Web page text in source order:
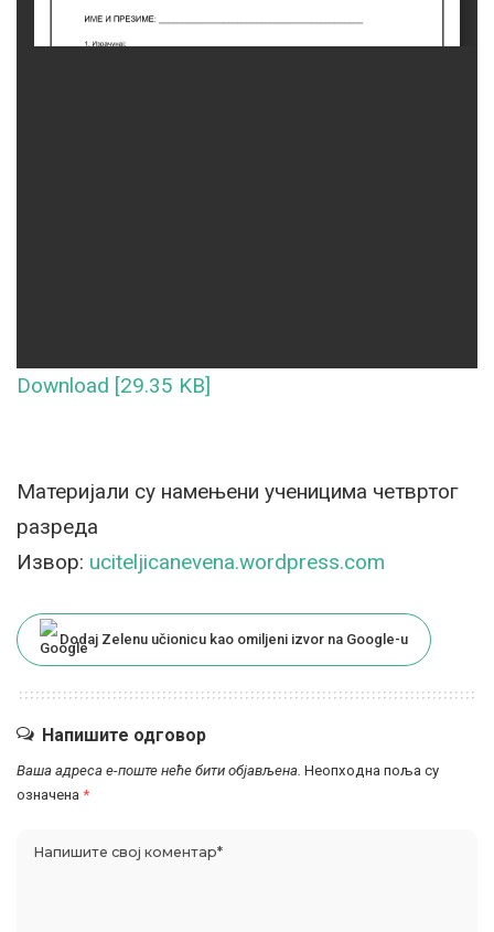
Download [29.35 KB]
Материјали су намењени ученицима четвртог
разреда
Извор: uciteljicanevena.wordpress.com
Dodaj Zelenu učionicu kao omiljeni izvor na Google-u
Напишите одговор
Ваша адреса е-поште неће бити објављена. Неопходна поља су
означена *